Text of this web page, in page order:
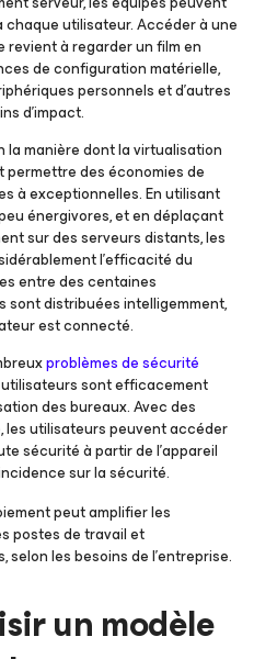
utilisateur. Accéder à une
à regarder un film en
de configuration matérielle,
personnels et d’autres
d’impact.
la manière dont la virtualisation
des économies de
à exceptionnelles. En utilisant
énergivores, et en déplaçant
sur des serveurs distants, les
l'efficacité du
entre des centaines
sont distribuées intelligemment,
est connecté.
problèmes de sécurité
sont efficacement
des bureaux. Avec des
utilisateurs peuvent accéder
sécurité à partir de l’appareil
sur la sécurité.
peut amplifier les
postes de travail et
les besoins de l’entreprise.
un modèle